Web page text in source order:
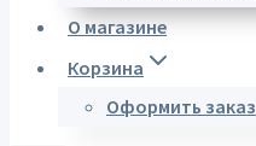
О магазине
Корзина
Оформить заказ